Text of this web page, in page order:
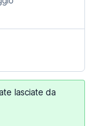
lasciate da